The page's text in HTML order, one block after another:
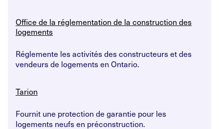
Office de la réglementation de la construction des
logements
Réglemente les activités des constructeurs et des
vendeurs de logements en Ontario.
Tarion
Fournit une protection de garantie pour les
logements neufs en préconstruction.